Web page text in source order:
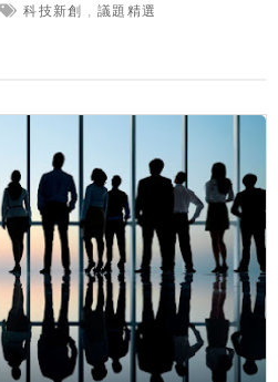
科技新創 ,議題精選